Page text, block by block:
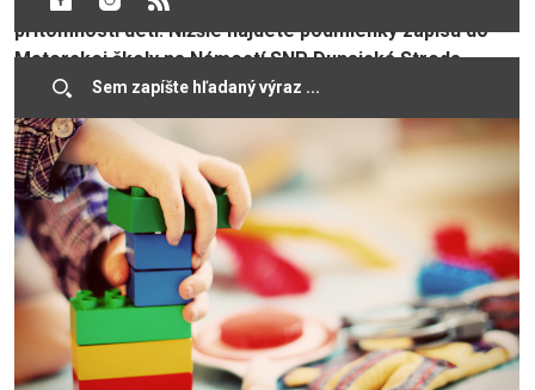
prítomnosti detí. Nižšie nájdete podmienky zápisu do
Materskej školy na Námestí SNP Dunajská Streda.